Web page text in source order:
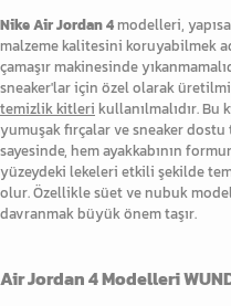
Nike Air Jordan 4modelleri,
malzeme kalitesini koruyabilmek
çamaşır makinesinde
sneaker'lar için özel olarak
temizlik kitleri kullanılmalıdır. Bu
yumuşak fırçalar ve sneaker
sayesinde, hem ayakkabının
yüzeydeki lekeleri etkili şekilde
olur. Özellikle süet ve nubuk
davranmak büyük önem taşır.
Air Jordan 4 Modelleri